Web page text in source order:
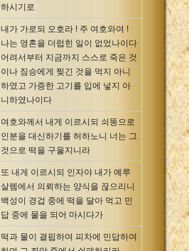
하시기로
내가 가로되 오호라 ! 주 여호와여 !
나는 영혼을 더럽힌 일이 없었나이다
어려서부터 지금까지 스스로 죽은 것
이나 짐승에게 찢긴 것을 먹지 아니
하였고 가증한 고기를 입에 넣지 아
니하였나이다
여호와께서 내게 이르시되 쇠똥으로
인분을 대신하기를 허하노니 너는 그
것으로 떡을 구울지니라
또 내게 이르시되 인자야 내가 예루
살렘에서 의뢰하는 양식을 끊으리니
백성이 경겁 중에 떡을 달아 먹고 민
답 중에 물을 되어 마시다가
떡과 물이 결핍하여 피차에 민답하여